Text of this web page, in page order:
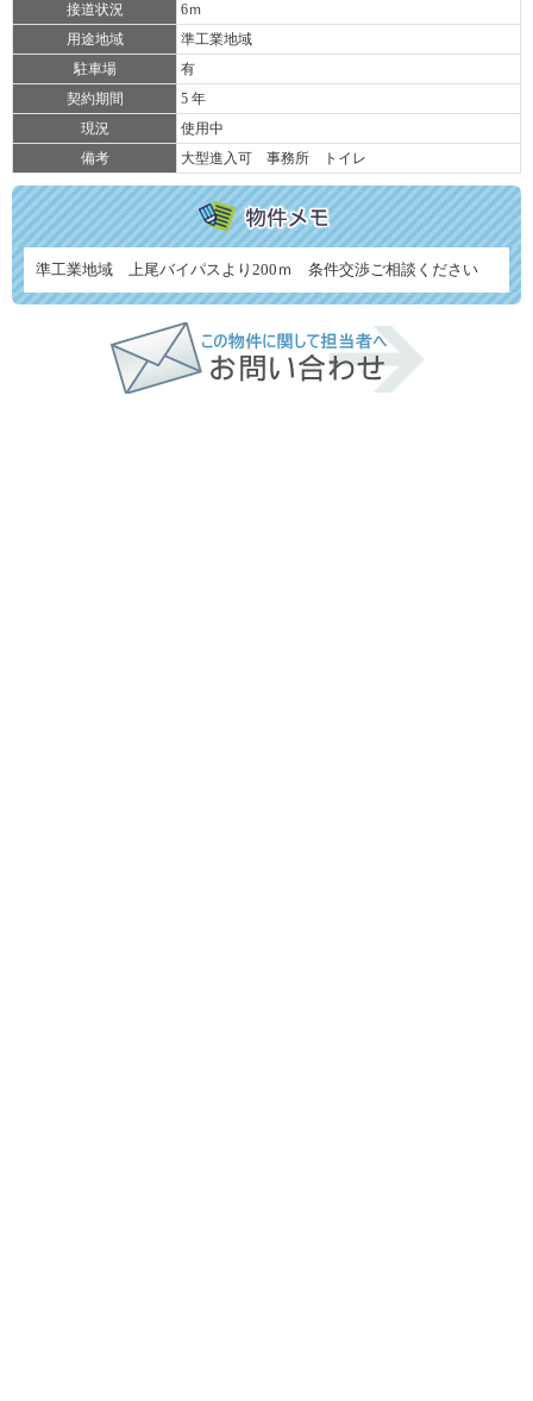
接道状況
6ｍ
用途地域
準工業地域
駐車場
有
契約期間
5 年
現況
使用中
備考
大型進入可 事務所 トイレ
準工業地域 上尾バイパスより200ｍ 条件交渉ご相談ください